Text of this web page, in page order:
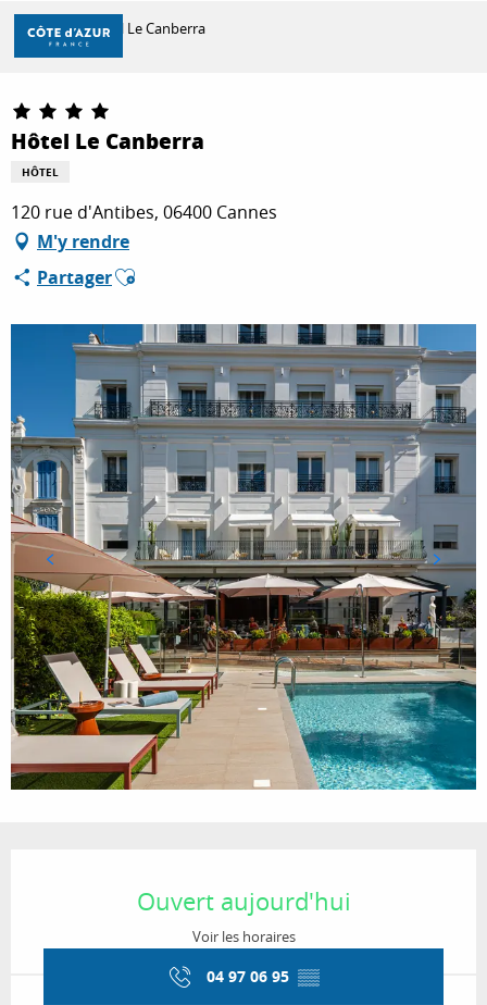
Aller
contenu
DÉCOUVRIR
À FAIRE
SÉJOURNER
Accueil Hôtel Le Canberra
Hôtel Le Canberra
HÔTEL
Partenaire Marque CAF
120 rue d'Antibes, 06400 Cannes
M'y rendre
PartagerAjouter aux favoris
Ouvert aujourd'hui
Voir les horaires
04 97 06 95 ▒▒